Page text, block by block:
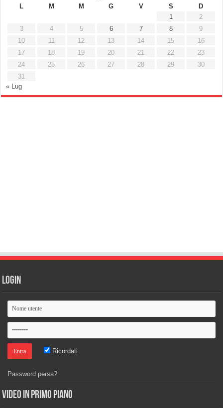
L
M M G V S
D
1
2
3
4 5 6 7 8
9
10
11 12 13 14 15
16
17
18 19 20 21 22
23
24
25 26 27 28 29
30
31
« Lug
Login
Ricordati
Password persa?
Video in primo piano